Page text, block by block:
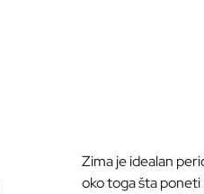
Zima je idealan
oko toga šta poneti